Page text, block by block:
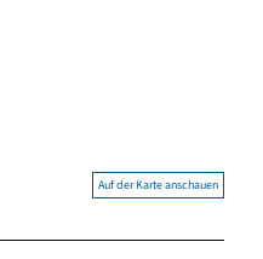
Auf der Karte anschauen